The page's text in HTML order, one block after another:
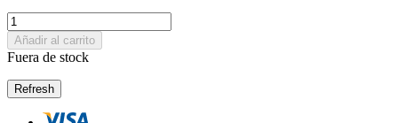
Añadir al carrito
Fuera de stock